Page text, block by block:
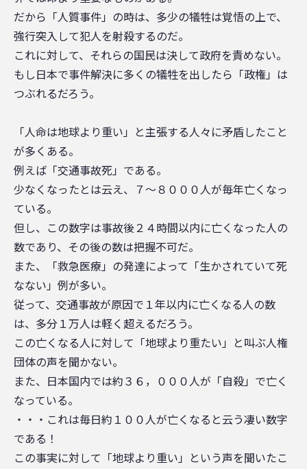
だから「人質事件」の時は、多少の犠牲は覚悟の上で、
強行突入して犯人を射殺するのだ。
これに対して、それらの国民は決して政府を責めない。
もし日本で事件解決に多くの犠牲を出したら「政権」は
つぶれるだろう。
「人命は地球より重い」と主張する人々に矛盾したこと
が多くある。
例えば「交通事故死」である。
少なくなったとは云え、７～８０００人が毎年亡くなっ
ている。
但し、この数字は事故後２４時間以内に亡くなった人の
数であり、その後の数は把握不可だ。
また、「救急医療」の発達によって「生かされていて死
なない」例が多い。
従って、交通事故が原因で１年以内に亡くなる人の数
は、多分１万人は軽く超えるだろう。
この亡くなる人に対して「地球より重たい」と叫ぶ人権
団体の声を聞かない。
また、日本国内では約３６，０００人が「自殺」で亡く
なっている。
・・・これは毎日約１００人が亡くなると云う凄い数字
である！
この事実に対して「地球より重い」という声を聞いたこ